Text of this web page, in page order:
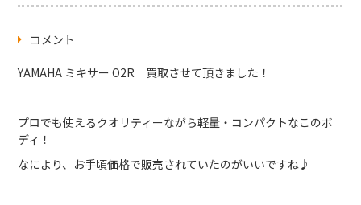
コメント
YAMAHA ミキサー O2R 買取させて頂きました！
プロでも使えるクオリティーながら軽量・コンパクトなこのボ
ディ！
なにより、お手頃価格で販売されていたのがいいですね♪